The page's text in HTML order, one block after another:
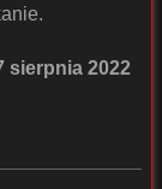
sierpnia 2022